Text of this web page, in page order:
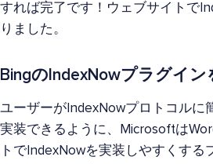
すれば完了です！ウェブサイトで
りました。
BingのIndexNowプラグイン
ユーザーがIndexNowプロトコルに
実装できるように、Microsoftは
トでIndexNowを実装しやすくする